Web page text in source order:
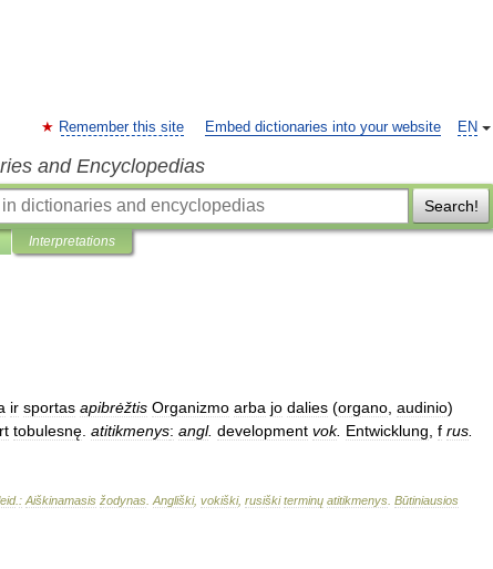
EN
Remember this site Embed dictionaries into your website
and Encyclopedias
Search!
Interpretations
ir sportas apibrėžtis Organizmo arba jo dalies (organo audinio)
tobulesnę atitikmenys: angl. development vok. Entwicklung f rus
. : Aiškinamasis žodynas Angliški, vokiški, rusiški terminų atitikmenys Būtiniausios